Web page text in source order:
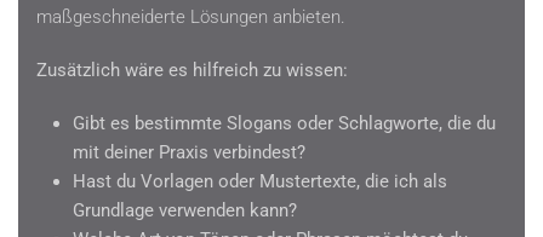
maßgeschneiderte Lösungen anbieten.
Zusätzlich wäre es hilfreich zu wissen:
Gibt es bestimmte Slogans oder Schlagworte, die du
mit deiner Praxis verbindest?
Hast du Vorlagen oder Mustertexte, die ich als
Grundlage verwenden kann?